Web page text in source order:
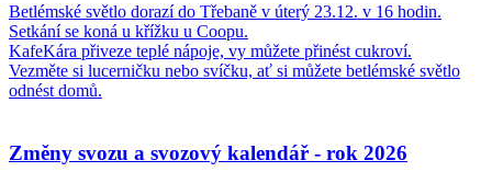
Betlémské světlo dorazí do Třebaně v úterý 23.12. v 16 hodin.
Setkání se koná u křížku u Coopu.
KafeKára přiveze teplé nápoje, vy můžete přinést cukroví.
Vezměte si lucerničku nebo svíčku, ať si můžete betlémské světlo
odnést domů.
Změny svozu a svozový kalendář - rok 2026